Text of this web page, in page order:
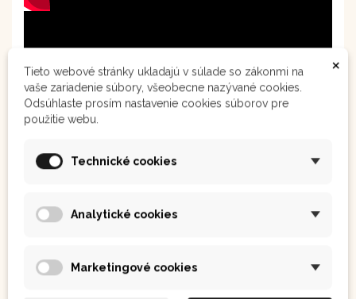
×
Tieto webové stránky ukladajú v súlade so zákonmi na
vaše zariadenie súbory, všeobecne nazývané cookies.
Odsúhlaste prosím nastavenie cookies súborov pre
použitie webu.
Technické cookies
Analytické cookies
Marketingové cookies